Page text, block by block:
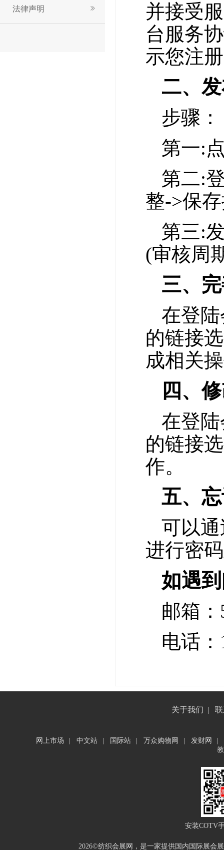
法律声明
并接受
台服务
示您注
二、
步骤：
第一:
第二:
整->保
第三:
(审核周
三、
在登
的链接
成相关
四、
在登
的链接
作。
五、
可以
进行密
如遇
邮箱：
电话：
关于我们 |
网上市场 中文站 国际站 万众购物网 发财网
安装COTV
2026©纺织会展网，是一家提供国内国际展会